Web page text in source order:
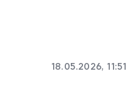
18.05.2026, 11:51